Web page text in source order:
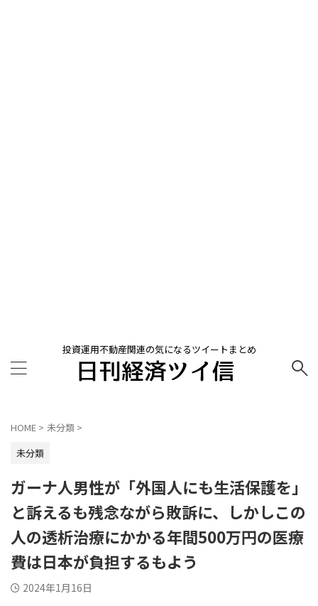
投資運用不動産関連の気になるツイートまとめ
HOME > 未分類 >
未分類
ガーナ人男性が「外国人にも生活保護を」
と訴えるも残念ながら敗訴に、しかしこの
人の透析治療にかかる年間500万円の医療
費は日本が負担するもよう
2024年1月16日